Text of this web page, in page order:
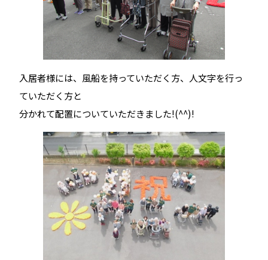
入居者様には、風船を持っていただく方、人文字を行っ
ていただく方と
分かれて配置についていただきました!(^^)!